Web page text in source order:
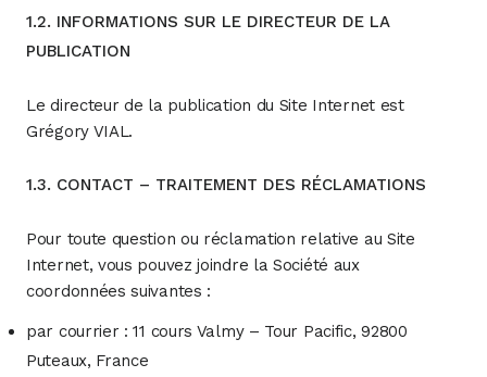
1.2. INFORMATIONS SUR LE DIRECTEUR DE LA
PUBLICATION
Le directeur de la publication du Site Internet est
Grégory VIAL.
1.3. CONTACT – TRAITEMENT DES RÉCLAMATIONS
Pour toute question ou réclamation relative au Site
Internet, vous pouvez joindre la Société aux
coordonnées suivantes :
par courrier : 11 cours Valmy – Tour Pacific, 92800
Puteaux, France